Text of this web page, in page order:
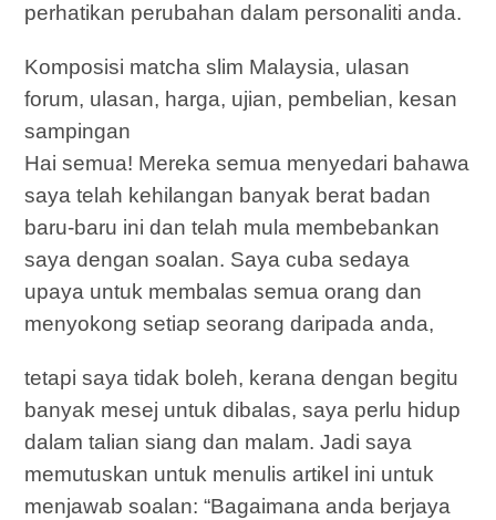
perhatikan perubahan dalam personaliti anda.
Komposisi matcha slim Malaysia, ulasan
forum, ulasan, harga, ujian, pembelian, kesan
sampingan
Hai semua! Mereka semua menyedari bahawa
saya telah kehilangan banyak berat badan
baru-baru ini dan telah mula membebankan
saya dengan soalan. Saya cuba sedaya
upaya untuk membalas semua orang dan
menyokong setiap seorang daripada anda,
tetapi saya tidak boleh, kerana dengan begitu
banyak mesej untuk dibalas, saya perlu hidup
dalam talian siang dan malam. Jadi saya
memutuskan untuk menulis artikel ini untuk
menjawab soalan: “Bagaimana anda berjaya